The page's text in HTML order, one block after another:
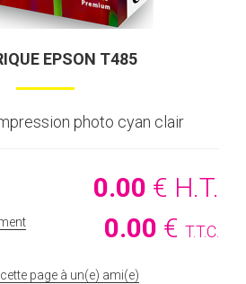
EPSON T485
photo cyan clair
0.00 € H.T.
0.00 € T.T.C.
page à un(e) ami(e)